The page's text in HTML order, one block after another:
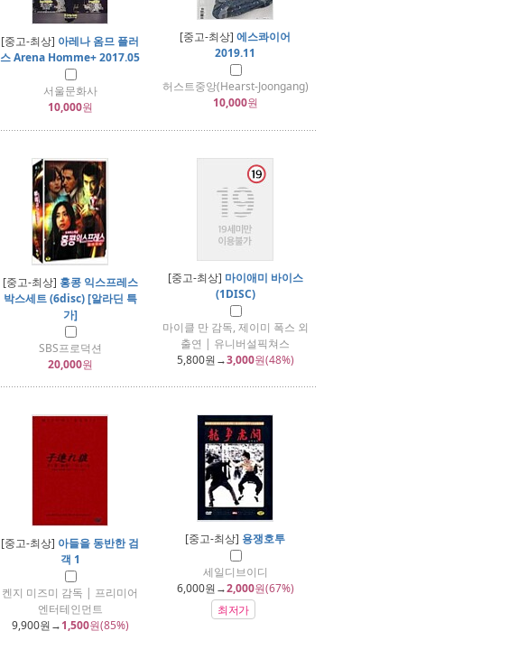
[중고-최상] 아레나 옴므 플러
스 Arena Homme+ 2017.05
서울문화사
10,000원
[중고-최상] 에스콰이어
2019.11
허스트중앙(Hearst-Joongang)
10,000원
[중고-최상] 홍콩 익스프레스
박스세트 (6disc) [알라딘 특
가]
SBS프로덕션
20,000원
[중고-최상] 마이애미 바이스
(1DISC)
마이클 만 감독, 제이미 폭스 외
출연 | 유니버설픽쳐스
5,800원→3,000원(48%)
[중고-최상] 아들을 동반한 검
객 1
켄지 미즈미 감독 | 프리미어
엔터테인먼트
9,900원→1,500원(85%)
[중고-최상] 용쟁호투
세일디브이디
6,000원→2,000원(67%)
최저가